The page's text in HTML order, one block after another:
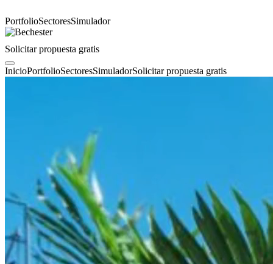
PortfolioSectoresSimulador
Solicitar propuesta gratis
InicioPortfolioSectoresSimuladorSolicitar propuesta gratis